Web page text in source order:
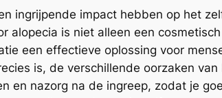
ingrijpende impact hebben op het
alopecia is niet alleen een
een effectieve oplossing voor
is, de verschillende oorzaken
en nazorg na de ingreep, zodat je